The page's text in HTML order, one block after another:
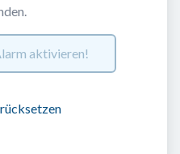
aktivieren!